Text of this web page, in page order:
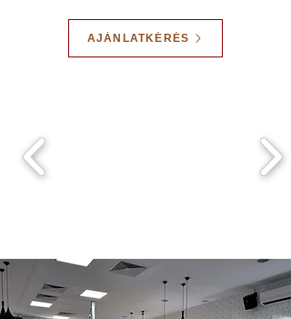
AJÁNLATKÉRÉS